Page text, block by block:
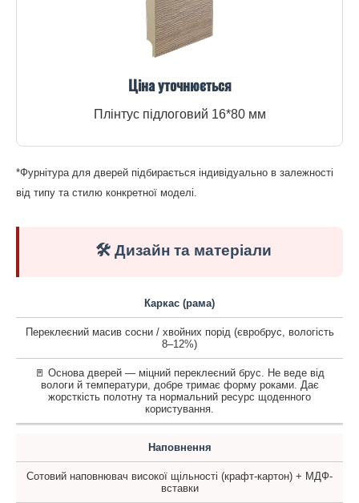
Ціна уточнюється
Плінтус підлоговий 16*80 мм
*Фурнітура для дверей підбирається індивідуально в залежності
від типу та стилю конкретної моделі.
🛠️ Дизайн та матеріали
Каркас (рама)
Переклеєний масив сосни / хвойних порід (євробрус, вологість
8–12%)
🚪 Основа дверей — міцний переклеєний брус. Не веде від
вологи й температури, добре тримає форму роками. Дає
жорсткість полотну та нормальний ресурс щоденного
користування.
Наповнення
Сотовий наповнювач високої щільності (крафт-картон) + МДФ-
вставки